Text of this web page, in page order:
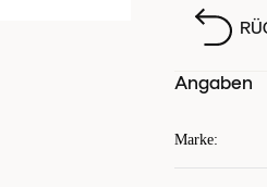
Angaben
Marke: